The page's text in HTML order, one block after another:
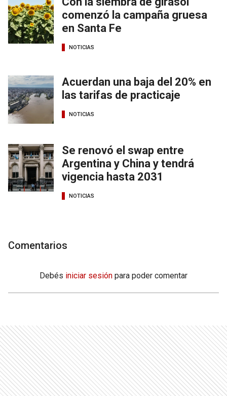
comenzó la campaña gruesa
en Santa Fe
NOTICIAS
Acuerdan una baja del 20% en
las tarifas de practicaje
NOTICIAS
Se renovó el swap entre
Argentina y China y tendrá
vigencia hasta 2031
NOTICIAS
Comentarios
Debés iniciar sesión para poder comentar